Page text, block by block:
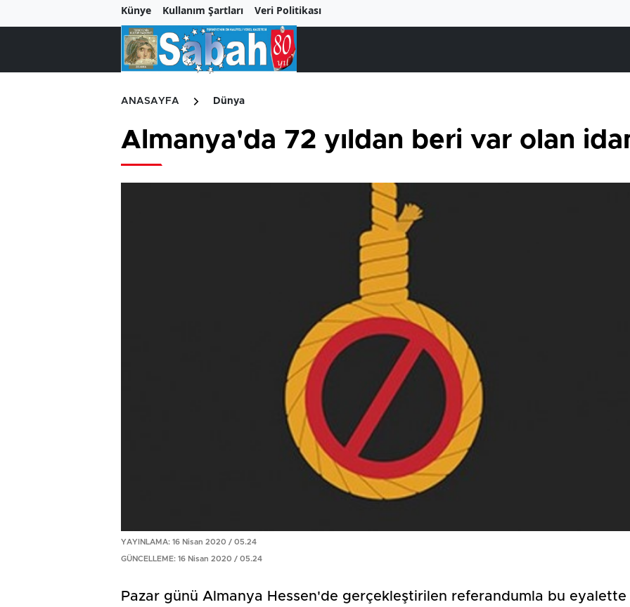
Künye Kullanım Şartları Veri Politikası
ANASAYFA Dünya
Almanya'da 72 yıldan beri var olan
YAYINLAMA: 16 Nisan 2020 / 05.24
GÜNCELLEME: 16 Nisan 2020 / 05.24
Pazar günü Almanya Hessen'de gerçekleştirilen referandumla bu eyalette
Birçok uyku hastalığının
tan...